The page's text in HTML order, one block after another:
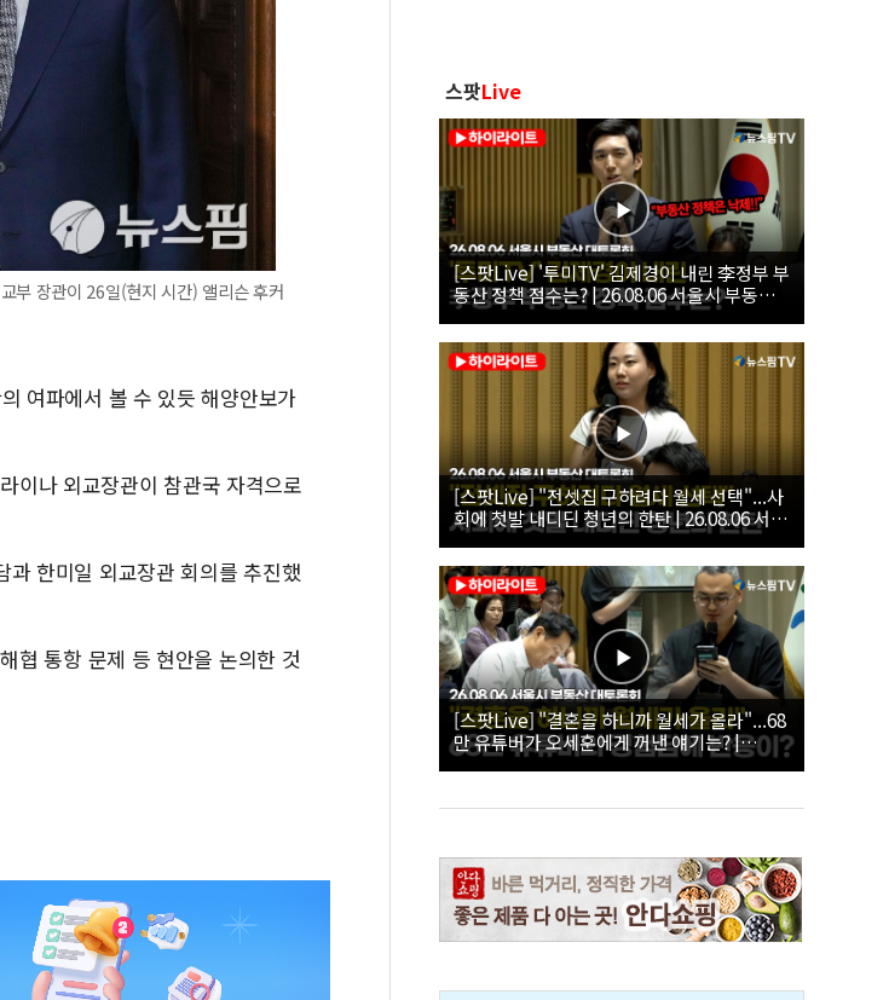
부 장관이 26일(현지 시간) 앨리슨 후커
여파에서 볼 수 있듯 해양안보가
이나 외교장관이 참관국 자격으로
한미일 외교장관 회의를 추진했
협 통항 문제 등 현안을 논의한 것
스팟Live
[스팟Live] '투미TV' 김제경이 내린 李정부 부
동산 정책 점수는? | 26.08.06 서울시 부동산
대토론회
[스팟Live] "전셋집 구하려다 월세 선택"...사
회에 첫발 내디딘 청년의 한탄 | 26.08.06 서울
시 부동산 대토론회
[스팟Live] "결혼을 하니까 월세가 올라"...68
만 유튜버가 오세훈에게 꺼낸 얘기는? |
26.08.06 서울시 부동산 대토론회